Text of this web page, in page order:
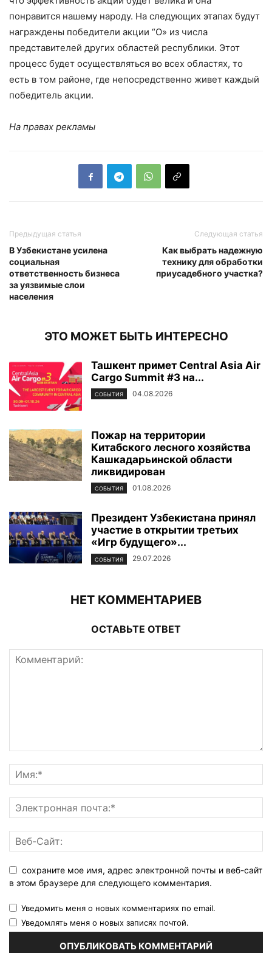
понравится нашему народу. На следующих этапах будут
награждены победители акции “О» из числа
представителей других областей республики. Этот
процесс будет осуществляться во всех областях, то
есть в том районе, где непосредственно живет каждый
победитель акции.
На правах рекламы
Предыдущая статья
В Узбекистане усилена
социальная
ответственность бизнеса
за уязвимые слои
населения
Следующая статья
Как выбрать надежную
технику для обработки
приусадебного участка?
ЭТО МОЖЕТ БЫТЬ ИНТЕРЕСНО
Ташкент примет Central Asia Air
Cargo Summit #3 на...
СОБЫТИЯ 04.08.2026
Пожар на территории
Китабского лесного хозяйства
Кашкадарьинской области
ликвидирован
СОБЫТИЯ 01.08.2026
Президент Узбекистана принял
участие в открытии третьих
«Игр будущего»...
СОБЫТИЯ 29.07.2026
НЕТ КОММЕНТАРИЕВ
ОСТАВЬТЕ ОТВЕТ
сохраните мое имя, адрес электронной почты и веб-сайт
в этом браузере для следующего комментария.
Уведомить меня о новых комментариях по email.
Уведомлять меня о новых записях почтой.